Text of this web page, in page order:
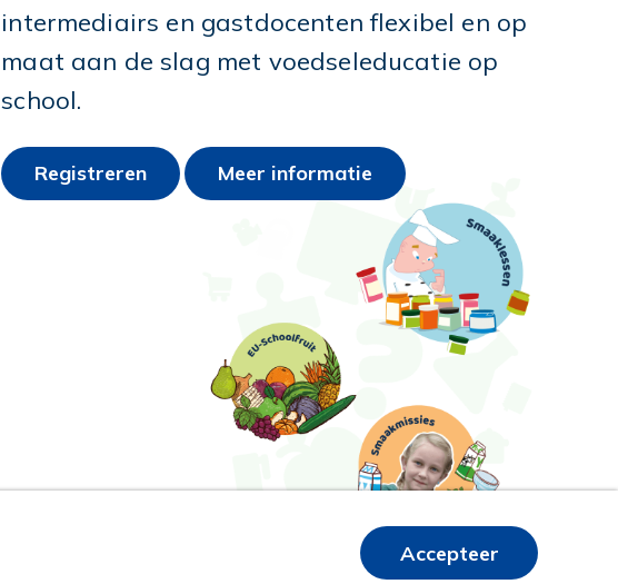
intermediairs en gastdocenten flexibel en op
maat aan de slag met voedseleducatie op
school.
Registreren Meer informatie
Accepteer